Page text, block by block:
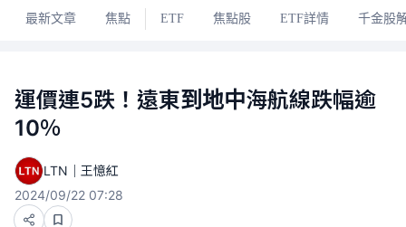
最新文章 焦點 ETF 焦點股 ETF詳情 千金股
運價連5跌！遠東到地中海航線跌幅逾
10％
LTN｜王憶紅
2024/09/22 07:28